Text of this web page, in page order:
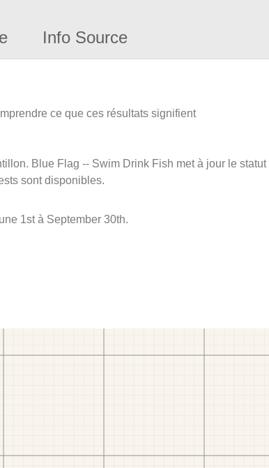
Info Source
ce que ces résultats signifient
Blue Flag -- Swim Drink Fish met à jour le statut
sont disponibles.
1st à September 30th.